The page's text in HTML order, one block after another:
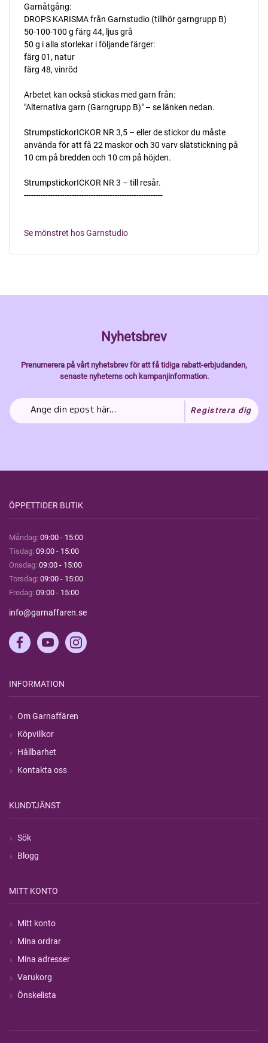
Garnåtgång:
DROPS KARISMA från Garnstudio (tillhör garngrupp B)
50-100-100 g färg 44, ljus grå
50 g i alla storlekar i följande färger:
färg 01, natur
färg 48, vinröd
Arbetet kan också stickas med garn från:
"Alternativa garn (Garngrupp B)" – se länken nedan.
StrumpstickorICKOR NR 3,5 – eller de stickor du måste
använda för att få 22 maskor och 30 varv slätstickning på
10 cm på bredden och 10 cm på höjden.
StrumpstickorICKOR NR 3 – till resår.
----------------------------------------------------------
Se mönstret hos Garnstudio
Nyhetsbrev
Prenumerera på vårt nyhetsbrev för att få tidiga rabatt-erbjudanden,
senaste nyheterns och kampanjinformation.
Registrera dig
ÖPPETTIDER BUTIK
Måndag: 09:00 - 15:00
Tisdag: 09:00 - 15:00
Onsdag: 09:00 - 15:00
Torsdag: 09:00 - 15:00
Fredag: 09:00 - 15:00
info@garnaffaren.se
INFORMATION
Om Garnaffären
Köpvillkor
Hållbarhet
Kontakta oss
KUNDTJÄNST
Sök
Blogg
MITT KONTO
Mitt konto
Mina ordrar
Mina adresser
Varukorg
Önskelista